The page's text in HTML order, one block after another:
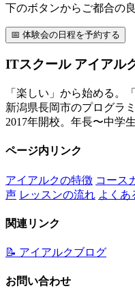
下のボタンからご都合の
📅 体験会の日程を予約する
ITスクール アイアル
「楽しい」から始める。
新潟県長岡市のプログラ
2017年開校。年長〜中学生
ページ内リンク
アイアルクの特徴 コース
声 レッスンの流れ よくあ
関連リンク
📝 アイアルクブログ
お問い合わせ